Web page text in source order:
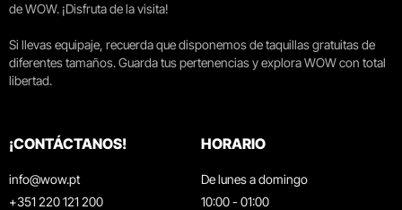
de WOW. ¡Disfruta de la visita!
Si llevas equipaje, recuerda que disponemos de taquillas gratuitas de
diferentes tamaños. Guarda tus pertenencias y explora WOW con total
libertad.
¡CONTÁCTANOS!
info@wow.pt
+351 220 121 200
HORARIO
De lunes a domingo
10:00 - 01:00